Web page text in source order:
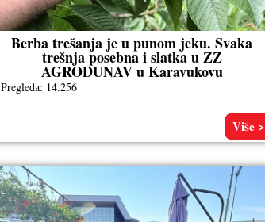
Berba trešanja je u punom jeku. Svaka
trešnja posebna i slatka u ZZ
AGRODUNAV u Karavukovu
Pregleda: 14.256
Više >